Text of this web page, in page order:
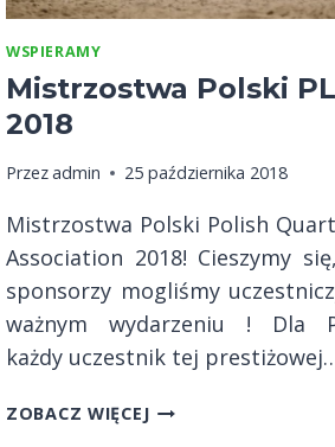
WSPIERAMY
Mistrzostwa Polski
2018
Przezadmin 25 października 2018
Mistrzostwa Polski Polish
Association 2018! Cieszymy
sponsorzy mogliśmy
ważnym wydarzeniu ! Dla
każdy uczestnik tej
ZOBACZ WIĘCEJMISTRZOSTWA